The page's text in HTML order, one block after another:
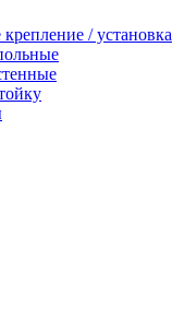
крепление / установка